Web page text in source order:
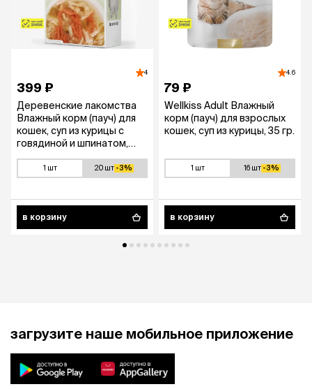
4
399 ₽
Деревенские лакомства
Влажный корм (пауч) для
кошек, суп из курицы с
говядиной и шпинатом,
1 шт 20 шт -3%
в корзину
4.6
79 ₽
Wellkiss Adult Влажный
корм (пауч) для взрослых
кошек, суп из курицы, 35 гр.
1 шт 16 шт -3%
в корзину
загрузите наше мобильное приложение